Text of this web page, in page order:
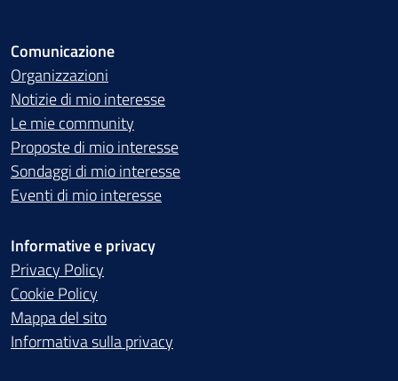
Comunicazione
Organizzazioni
Notizie di mio interesse
Le mie community
Proposte di mio interesse
Sondaggi di mio interesse
Eventi di mio interesse
Informative e privacy
Privacy Policy
Cookie Policy
Mappa del sito
Informativa sulla privacy